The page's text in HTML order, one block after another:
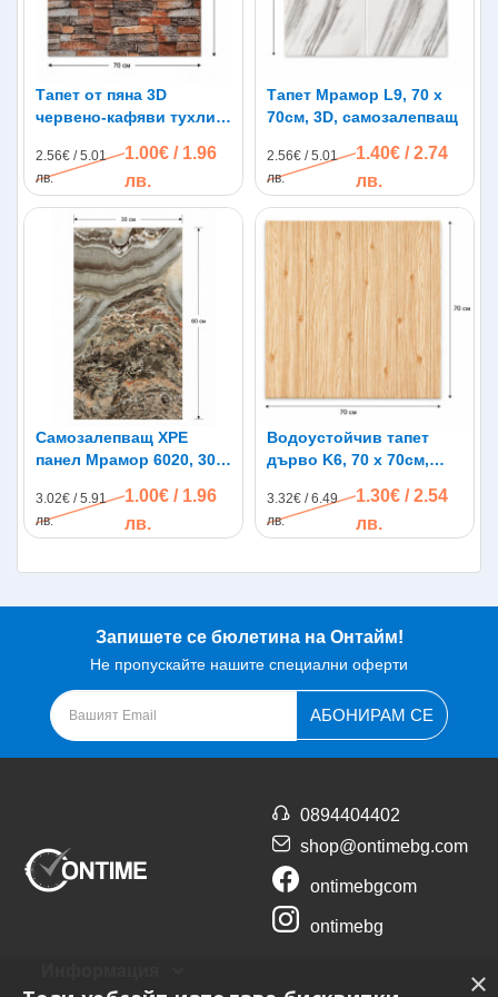
Тапет от пяна 3D
червено-кафяви тухли
77см
2.56€ / 5.01
лв.
1.00€ / 1.96
лв.
Тапет Мрамор L9, 70 х
70см, 3D, самозалепващ
2.56€ / 5.01
лв.
1.40€ / 2.74
лв.
Самозалепващ XPE
панел Мрамор 6020, 30 х
3.02€ / 5.91
лв.
1.00€ / 1.96
лв.
Водоустойчив тапет
дърво K6, 70 х 70см,
3.32€ / 6.49
лв.
1.30€ / 2.54
лв.
Запишете се бюлетина на Онтайм!
Не пропускайте нашите специални оферти
АБОНИРАМ СЕ
0894404402
shop@ontimebg.com
ontimebgcom
ontimebg
×